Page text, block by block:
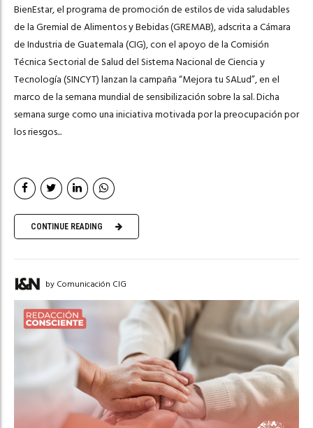
BienEstar, el programa de promoción de estilos de vida saludables
de la Gremial de Alimentos y Bebidas (GREMAB), adscrita a Cámara
de Industria de Guatemala (CIG), con el apoyo de la Comisión
Técnica Sectorial de Salud del Sistema Nacional de Ciencia y
Tecnología (SINCYT) lanzan la campaña “Mejora tu SALud”, en el
marco de la semana mundial de sensibilización sobre la sal. Dicha
semana surge como una iniciativa motivada por la preocupación por
los riesgos...
CONTINUE READING
by Comunicación CIG